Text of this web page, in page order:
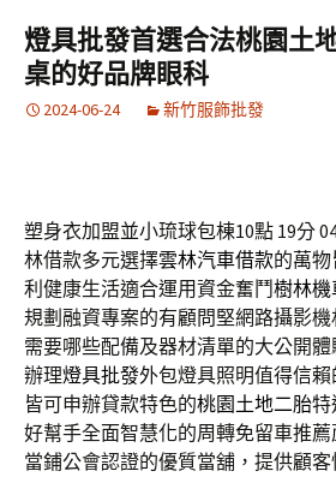
容
區
燈具批發首選合法桃園土
桌的好品牌眼科
2024-06-24 新竹服飾批發
塑身衣加盟並小琉球包棟10點 19分
林借款多元選擇雲林汽車借款的萬
利健康生活適合運用資金奮鬥樹林
規劃融資專案的有顧問堅網路攝影
需要哪些配備及器材清單的大公開
辦理燈具批發外包燈具照明值得信
皆可申辦貸款特色的桃園土地二胎特
好幫手全面智慧化的周轉免留車推薦
當鋪公會認證的優質當舖，提供顧